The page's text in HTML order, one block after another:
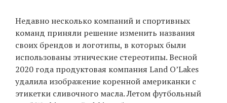
Недавно несколько компаний и спортивных
команд приняли решение изменить названия
своих брендов и логотипы, в которых были
использованы этнические стереотипы. Весной
2020 года продуктовая компания Land O’Lakes
удалила изображение коренной американки с
этикетки сливочного масла. Летом футбольный